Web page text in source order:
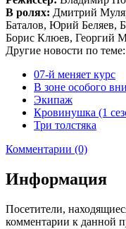
В ролях: Дмитрий
Баталов, Юрий Беляев,
Борис Клюев, Георгий
Другие новости по теме:
07-й меняет курс
В зоне особого
Экипаж
Кровинушка (1
Три толстяка
Комментарии (0)
Информация
Посетители,
комментарии к данной